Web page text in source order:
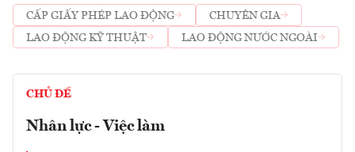
CẤP GIẤY PHÉP LAO ĐỘNG
CHUYÊN GIA
LAO ĐỘNG KỸ THUẬT
LAO ĐỘNG NƯỚC NGOÀI
CHỦ ĐỀ
Nhân lực - Việc làm